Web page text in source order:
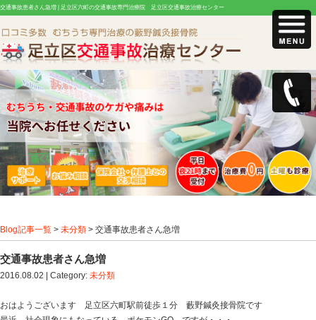
交通事故患者さん急増 |足立区六町の交通事故専門治療院 足立区交通事故治療セン